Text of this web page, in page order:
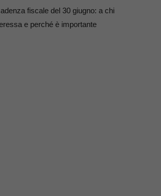
fiscale del 30 giugno: a chi
e perché è importante